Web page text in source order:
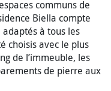
communs de
Biella compte
à tous les
choisis avec le plus
de l’immeuble, les
de pierre aux